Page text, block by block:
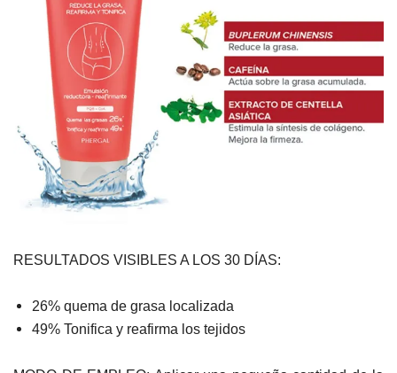
RESULTADOS VISIBLES A LOS 30 DÍAS:
26% quema de grasa localizada
49% Tonifica y reafirma los tejidos